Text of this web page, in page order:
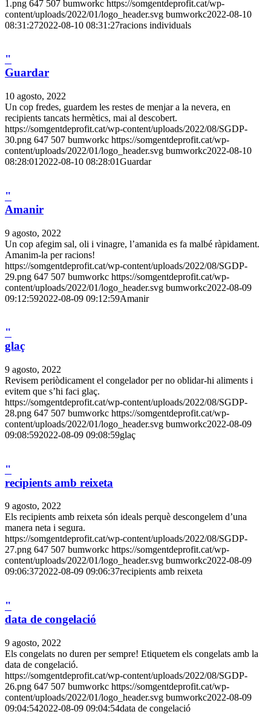
1.png 647 507 bumworkc https://somgentdeprofit.cat/wp-
content/uploads/2022/01/logo_header.svg bumworkc2022-08-10
08:31:272022-08-10 08:31:27racions individuals
"
Guardar
10 agosto, 2022
Un cop fredes, guardem les restes de menjar a la nevera, en
recipients tancats hermètics, mai al descobert.
https://somgentdeprofit.cat/wp-content/uploads/2022/08/SGDP-
30.png 647 507 bumworkc https://somgentdeprofit.cat/wp-
content/uploads/2022/01/logo_header.svg bumworkc2022-08-10
08:28:01 2022-08-10 08:28:01Guardar
"
Amanir
9 agosto, 2022
Un cop afegim sal, oli i vinagre, l’amanida es fa malbé ràpidament.
Amanim-la per racions!
https://somgentdeprofit.cat/wp-content/uploads/2022/08/SGDP-
29.png 647 507 bumworkc https://somgentdeprofit.cat/wp-
content/uploads/2022/01/logo_header.svg bumworkc2022-08-09
09:12:592022-08-09 09:12:59Amanir
"
glaç
9 agosto, 2022
Revisem periòdicament el congelador per no oblidar-hi aliments i
evitem que s’hi faci glaç.
https://somgentdeprofit.cat/wp-content/uploads/2022/08/SGDP-
28.png 647 507 bumworkc https://somgentdeprofit.cat/wp-
content/uploads/2022/01/logo_header.svg bumworkc2022-08-09
09:08:592022-08-09 09:08:59glaç
"
recipients amb reixeta
9 agosto, 2022
Els recipients amb reixeta són ideals perquè descongelem d’una
manera neta i segura.
https://somgentdeprofit.cat/wp-content/uploads/2022/08/SGDP-
27.png 647 507 bumworkc https://somgentdeprofit.cat/wp-
content/uploads/2022/01/logo_header.svg bumworkc2022-08-09
09:06:372022-08-09 09:06:37recipients amb reixeta
"
data de congelació
9 agosto, 2022
Els congelats no duren per sempre! Etiquetem els congelats amb la
data de congelació.
https://somgentdeprofit.cat/wp-content/uploads/2022/08/SGDP-
26.png 647 507 bumworkc https://somgentdeprofit.cat/wp-
content/uploads/2022/01/logo_header.svg bumworkc2022-08-09
09:04:542022-08-09 09:04:54data de congelació